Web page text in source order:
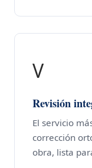
V
Revisión
El servicio
corrección
obra, lista